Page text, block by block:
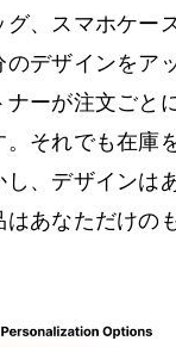
グ、スマホケー
のデザインをア
ナーが注文ごと
。それでも在庫
し、デザインは
はあなただけの